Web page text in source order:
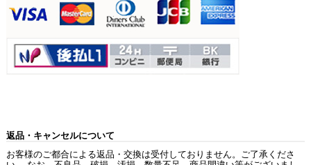
返品・キャンセルについて
お客様のご都合による返品・交換は受付しておりません。ご了承くださ